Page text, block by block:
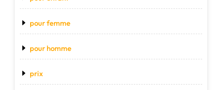
pour femme
pour homme
prix